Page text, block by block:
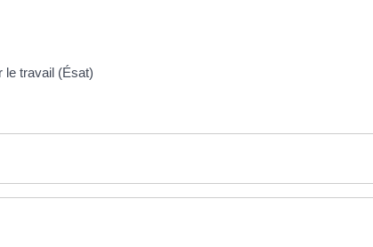
le travail (Ésat)